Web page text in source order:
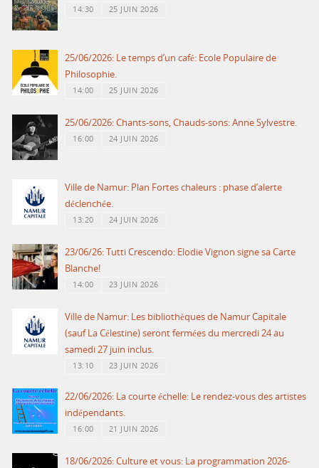
14:30 25 JUIN 2026
25/06/2026: Le temps d’un café: Ecole Populaire de
Philosophie.
14:00 25 JUIN 2026
25/06/2026: Chants-sons, Chauds-sons: Anne Sylvestre.
16:00 24 JUIN 2026
Ville de Namur: Plan Fortes chaleurs : phase d’alerte
déclenchée.
13:20 24 JUIN 2026
23/06/26: Tutti Crescendo: Elodie Vignon signe sa Carte
Blanche!
14:00 23 JUIN 2026
Ville de Namur: Les bibliothèques de Namur Capitale
(sauf La Célestine) seront fermées du mercredi 24 au
samedi 27 juin inclus.
13:10 23 JUIN 2026
22/06/2026: La courte échelle: Le rendez-vous des artistes
indépendants.
16:00 21 JUIN 2026
18/06/2026: Culture et vous: La programmation 2026-